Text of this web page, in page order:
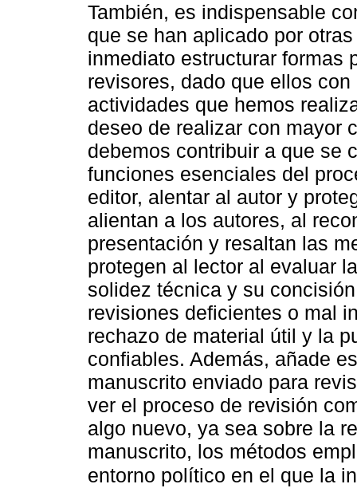
También, es indispensable
que se han aplicado por
inmediato estructurar formas
revisores, dado que ellos
actividades que hemos
deseo de realizar con mayor
debemos contribuir a que se
funciones esenciales del
editor, alentar al autor y
alientan a los autores, al
presentación y resaltan las
protegen al lector al evaluar
solidez técnica y su
revisiones deficientes o mal
rechazo de material útil y la
confiables. Además, añade
manuscrito enviado para
ver el proceso de revisión
algo nuevo, ya sea sobre la
manuscrito, los métodos
entorno político en el que la